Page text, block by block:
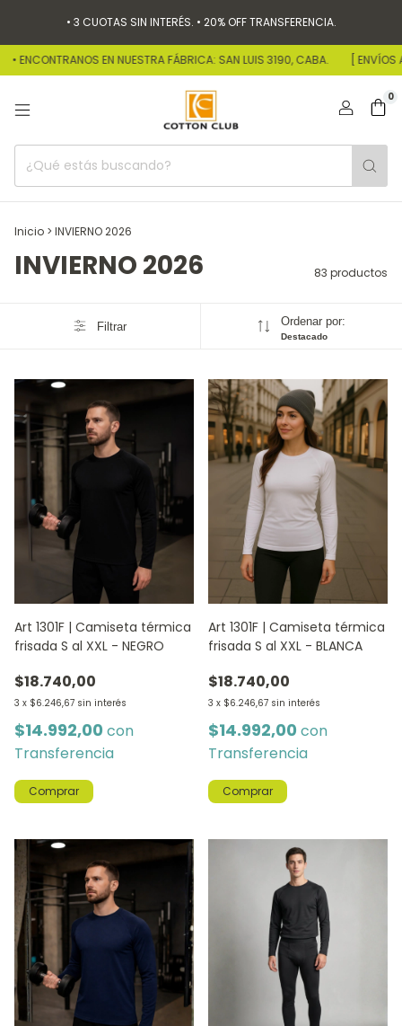
• 3 CUOTAS SIN INTERÉS. • 20% OFF TRANSFERENCIA.
EN NUESTRA FÁBRICA: SAN LUIS 3190, CABA. [ ENVÍOS A TODO
0
Inicio > INVIERNO 2026
INVIERNO 2026 83 productos
Filtrar Ordenar por:
Destacado
Art 1301F | Camiseta térmica
frisada S al XXL - NEGRO
$18.740,00
3 x $6.246,67 sin interés
$14.992,00 con
Transferencia
Comprar
Art 1301F | Camiseta térmica
frisada S al XXL - BLANCA
$18.740,00
3 x $6.246,67 sin interés
$14.992,00 con
Transferencia
Comprar